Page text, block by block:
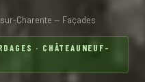
Charente — Façades
· CHÂTEAUNEUF-